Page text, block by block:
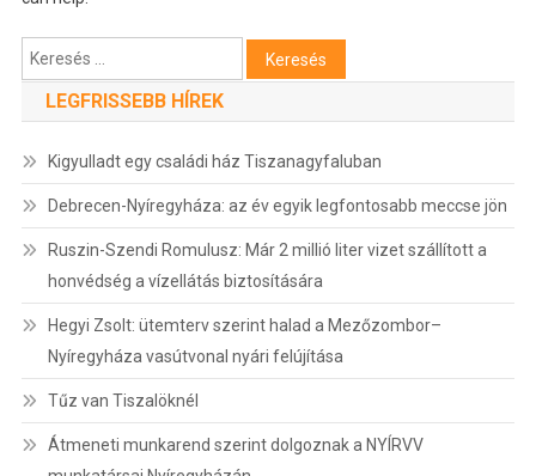
Keresés:
LEGFRISSEBB HÍREK
Kigyulladt egy családi ház Tiszanagyfaluban
Debrecen-Nyíregyháza: az év egyik legfontosabb meccse jön
Ruszin-Szendi Romulusz: Már 2 millió liter vizet szállított a
honvédség a vízellátás biztosítására
Hegyi Zsolt: ütemterv szerint halad a Mezőzombor–
Nyíregyháza vasútvonal nyári felújítása
Tűz van Tiszalöknél
Átmeneti munkarend szerint dolgoznak a NYÍRVV